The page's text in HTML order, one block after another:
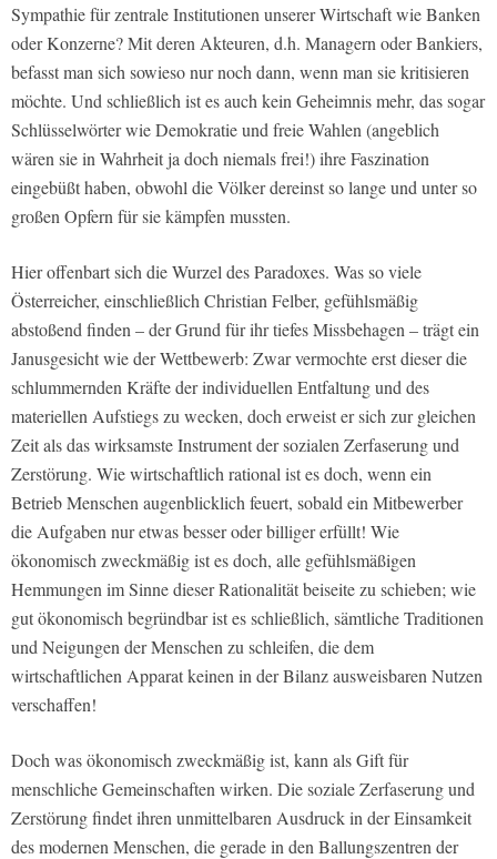
Sympathie für zentrale Institutionen unserer Wirtschaft wie Banken
oder Konzerne? Mit deren Akteuren, d.h. Managern oder Bankiers,
befasst man sich sowieso nur noch dann, wenn man sie kritisieren
möchte. Und schließlich ist es auch kein Geheimnis mehr, das sogar
Schlüsselwörter wie Demokratie und freie Wahlen (angeblich
wären sie in Wahrheit ja doch niemals frei!) ihre Faszination
eingebüßt haben, obwohl die Völker dereinst so lange und unter so
großen Opfern für sie kämpfen mussten.
Hier offenbart sich die Wurzel des Paradoxes. Was so viele
Österreicher, einschließlich Christian Felber, gefühlsmäßig
abstoßend finden – der Grund für ihr tiefes Missbehagen – trägt ein
Janusgesicht wie der Wettbewerb: Zwar vermochte erst dieser die
schlummernden Kräfte der individuellen Entfaltung und des
materiellen Aufstiegs zu wecken, doch erweist er sich zur gleichen
Zeit als das wirksamste Instrument der sozialen Zerfaserung und
Zerstörung. Wie wirtschaftlich rational ist es doch, wenn ein
Betrieb Menschen augenblicklich feuert, sobald ein Mitbewerber
die Aufgaben nur etwas besser oder billiger erfüllt! Wie
ökonomisch zweckmäßig ist es doch, alle gefühlsmäßigen
Hemmungen im Sinne dieser Rationalität beiseite zu schieben; wie
gut ökonomisch begründbar ist es schließlich, sämtliche Traditionen
und Neigungen der Menschen zu schleifen, die dem
wirtschaftlichen Apparat keinen in der Bilanz ausweisbaren Nutzen
verschaffen!
Doch was ökonomisch zweckmäßig ist, kann als Gift für
menschliche Gemeinschaften wirken. Die soziale Zerfaserung und
Zerstörung findet ihren unmittelbaren Ausdruck in der Einsamkeit
des modernen Menschen, die gerade in den Ballungszentren der